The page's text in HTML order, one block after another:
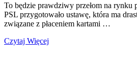
To będzie prawdziwy przełom na rynku
PSL przygotowało ustawę, która ma
związane z płaceniem kartami …
Czytaj Więcej